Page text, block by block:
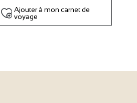
Ajouter à mon carnet de
voyage